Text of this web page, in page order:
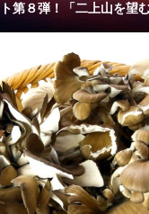
第８弾！「二上山を望